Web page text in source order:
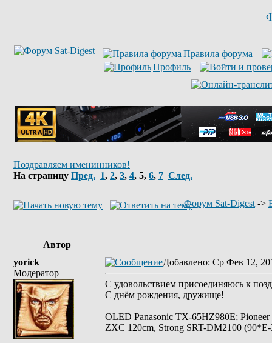
Правила форума
Профиль
Поздравляем именинников!
На страницу Пред. 1, 2, 3, 4, 5, 6, 7 След.
Форум Sat-Digest ->
Автор
yorick
Модератор
Добавлено: Ср Фев 12,
С удовольствием присоединяюсь к
С днём рождения, дружище!
OLED Panasonic TX-65HZ980E;
ZXC 120cm, Strong SRT-DM2100